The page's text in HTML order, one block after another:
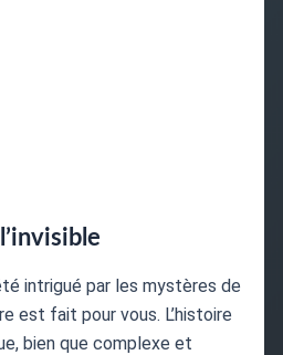
intrigué par les mystères de
est fait pour vous. L’histoire
bien que complexe et